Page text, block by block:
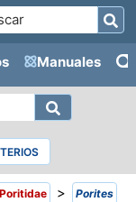
Manuales
Poritidae > Porites